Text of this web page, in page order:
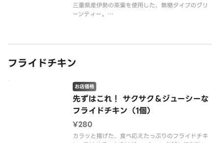
三重県産伊勢の茶葉を使用した、無糖タイプのグリ
ーンティー。
フライドチキン
先ずはこれ！ サクサク＆ジューシーな
フライドチキン（1個）
お店価格
¥280
カラッと揚げた、食べ応えたっぷりのフライドチキ